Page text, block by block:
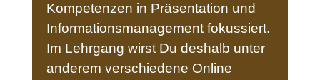
Kompetenzen in Präsentation und
Informationsmanagement fokussiert.
Im Lehrgang wirst Du deshalb unter
anderem verschiedene Online